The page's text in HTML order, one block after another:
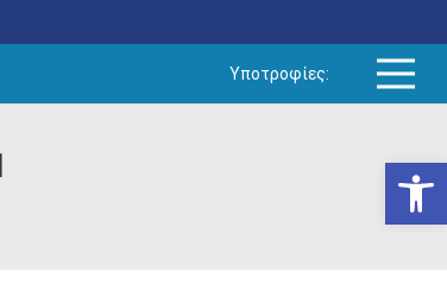
Υποτροφίες: